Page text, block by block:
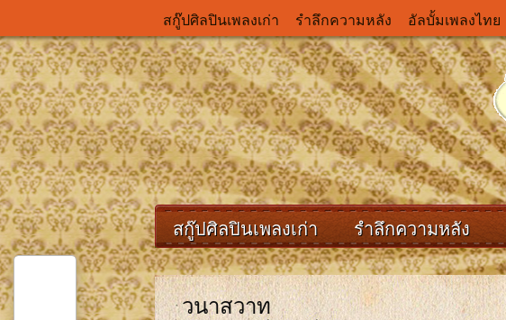
สกู๊ปศิลปินเพลงเก่า รำลึกความหลัง อัลบั้มเพลงไทย
สกู๊ปศิลปินเพลงเก่า รำลึกความหลัง
วนาสวาท